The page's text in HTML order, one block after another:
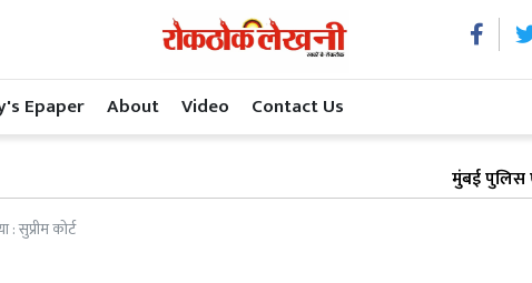
Epaper About Video Contact Us
मुंबई पुलिस एक्शन
सुप्रीम कोर्ट